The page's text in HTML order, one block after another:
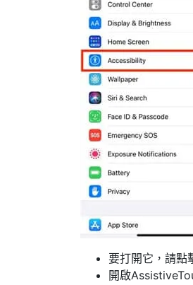
要打開它，請點
開啟